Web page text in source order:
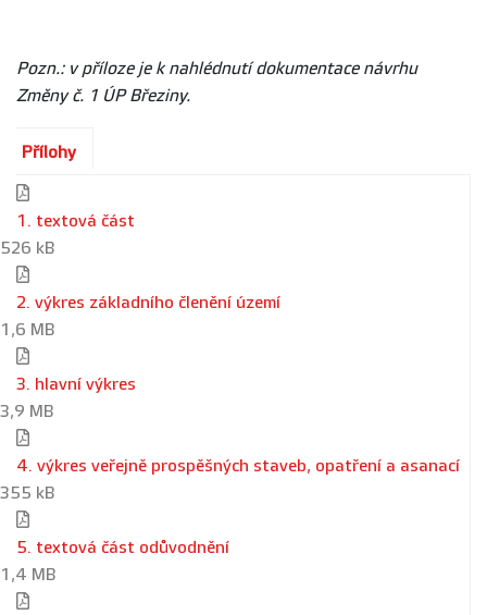
Pozn.: v příloze je k nahlédnutí dokumentace návrhu
Změny č. 1 ÚP Březiny.
Přílohy
1. textová část
526 kB
2. výkres základního členění území
1,6 MB
3. hlavní výkres
3,9 MB
4. výkres veřejně prospěšných staveb, opatření a asanací
355 kB
5. textová část odůvodnění
1,4 MB